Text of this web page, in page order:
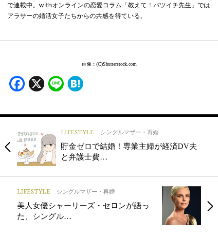
で連載中。withオンラインの恋愛コラム「教えて！バツイチ先生」では
アラサーの婚活女子たちからの共感を得ている。
画像：(C)Shutterstock.com
Facebook
X Line
LIFESTYLE シングルマザー・再婚
貯金ゼロで結婚！専業主婦が経済DV夫
と弁護士費…
LIFESTYLE シングルマザー・再婚
美人女優シャーリーズ・セロンが語っ
た、シングル…